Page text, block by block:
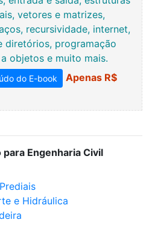
vetores e matrizes,
recursividade, internet,
diretórios, programação
objetos e muito mais.
do E-book
Apenas R$
Engenharia Civil
e Hidráulica